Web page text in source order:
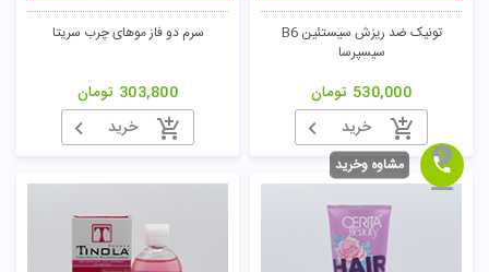
تونیک ضد ریزش سیستئین B6
سیسپرسا
530,000 تومان
خرید
سرم دو فاز موهای چرب سریتا
303,800 تومان
خرید
مشاوه وخرید